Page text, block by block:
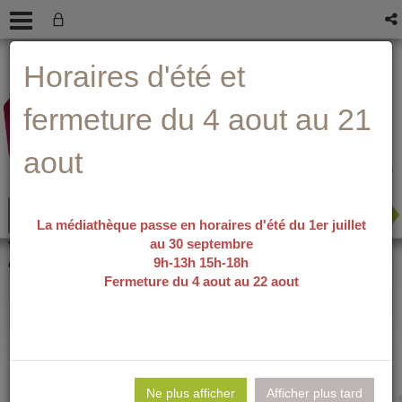
menu
contenu
recherche
Vous êtes ici :
Détail du
document
La jeune fille sur
Horaires d'été et
fermeture du 4 aout au 21
aout
La médiathèque passe en horaires d'été du 1er juillet
au 30 septembre
9h-13h 15h-18h
Fermeture du 4 aout au 22 aout
Ne plus afficher Afficher plus tard